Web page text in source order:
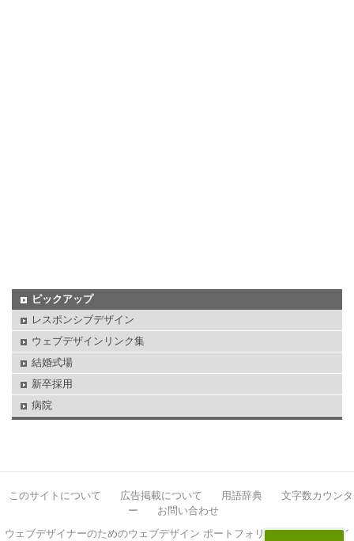
ピックアップ
レスポンシブデザイン
ウェブデザインリンク集
結婚式場
新卒採用
病院
このサイトについて 広告掲載について 用語辞典
文字数カウンタ
ー
お問い合わせ
ウェブデザイナーのためのウェブデザイン ポートフォリオサイト イケサイ